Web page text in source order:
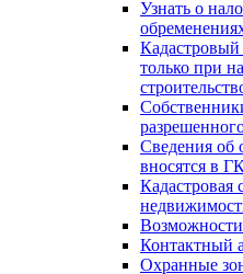
Узнать о
только при
Сведения об
вносятся в
Кадастровая
Контактный
Охранные